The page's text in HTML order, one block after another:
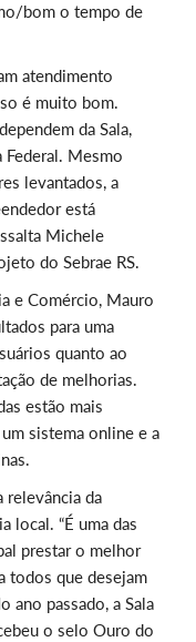
bom o tempo de
atendimento
é muito bom.
da Sala,
Federal. Mesmo
levantados, a
está
Michele
do Sebrae RS.
e Comércio, Mauro
para uma
quanto ao
de melhorias.
estão mais
sistema online e a
da
local. “É uma das
prestar o melhor
todos que desejam
ano passado, a Sala
o selo Ouro do